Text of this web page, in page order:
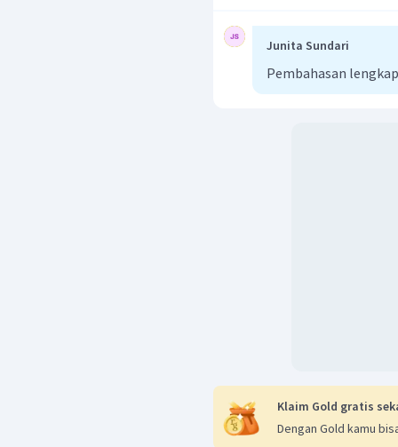
Junita Sundari
Pembahasan
Klaim Gold gratis
Dengan Gold kamu